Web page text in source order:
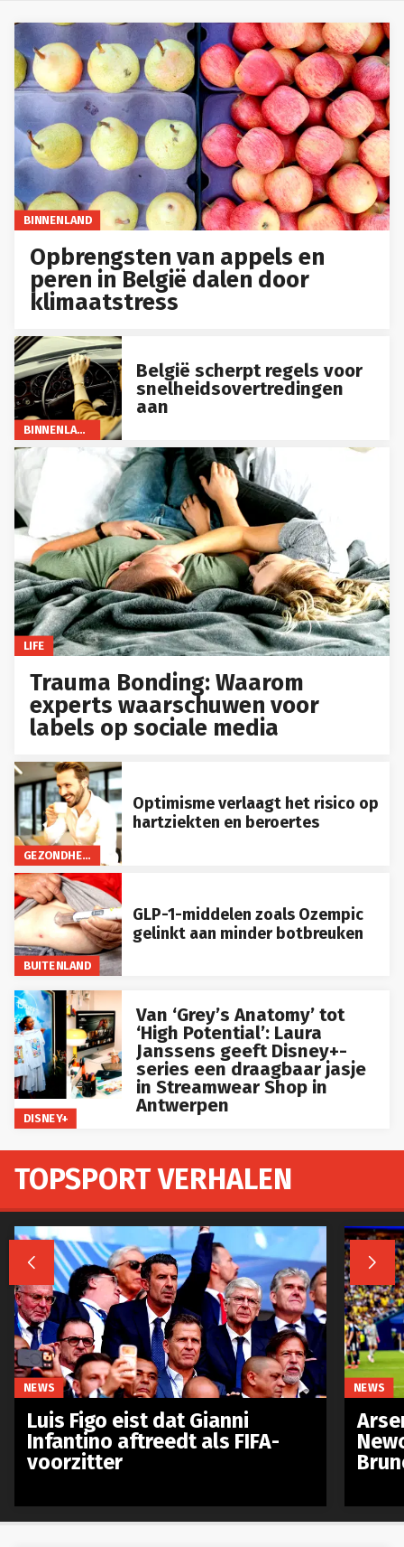
BINNENLAND
Opbrengsten van appels en
peren in België dalen door
klimaatstress
BINNENLAND
België scherpt regels voor
snelheidsovertredingen
aan
LIFE
Trauma Bonding: Waarom
experts waarschuwen voor
labels op sociale media
GEZONDHEID
Optimisme verlaagt het risico op
hartziekten en beroertes
BUITENLAND
GLP-1-middelen zoals Ozempic
gelinkt aan minder botbreuken
DISNEY+
Van ‘Grey’s Anatomy’ tot
‘High Potential’: Laura
Janssens geeft Disney+-
series een draagbaar jasje
in Streamwear Shop in
Antwerpen
TOPSPORT VERHALEN
 
NEWS
Luis Figo eist dat Gianni
Infantino aftreedt als FIFA-
voorzitter
NEWS